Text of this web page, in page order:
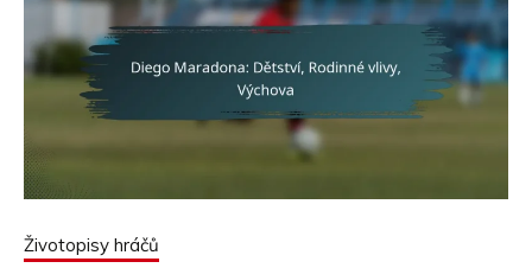
Životopisy hráčů